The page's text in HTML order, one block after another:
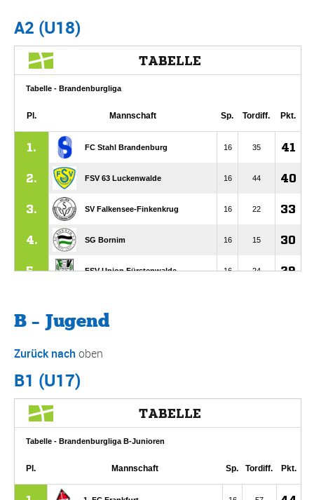
A2 (U18)
B – Jugend
Zurück nach oben
B1 (U17)